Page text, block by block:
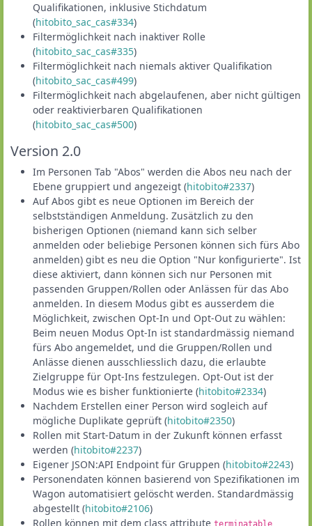
Qualifikationen, inklusive Stichdatum
(hitobito_sac_cas#334)
Filtermöglichkeit nach inaktiver Rolle
(hitobito_sac_cas#335)
Filtermöglichkeit nach niemals aktiver Qualifikation
(hitobito_sac_cas#499)
Filtermöglichkeit nach abgelaufenen, aber nicht gültigen
oder reaktivierbaren Qualifikationen
(hitobito_sac_cas#500)
Version 2.0
Im Personen Tab "Abos" werden die Abos neu nach der
Ebene gruppiert und angezeigt (hitobito#2337)
Auf Abos gibt es neue Optionen im Bereich der
selbstständigen Anmeldung. Zusätzlich zu den
bisherigen Optionen (niemand kann sich selber
anmelden oder beliebige Personen können sich fürs Abo
anmelden) gibt es neu die Option "Nur konfigurierte". Ist
diese aktiviert, dann können sich nur Personen mit
passenden Gruppen/Rollen oder Anlässen für das Abo
anmelden. In diesem Modus gibt es ausserdem die
Möglichkeit, zwischen Opt-In und Opt-Out zu wählen:
Beim neuen Modus Opt-In ist standardmässig niemand
fürs Abo angemeldet, und die Gruppen/Rollen und
Anlässe dienen ausschliesslich dazu, die erlaubte
Zielgruppe für Opt-Ins festzulegen. Opt-Out ist der
Modus wie es bisher funktionierte (hitobito#2334)
Nachdem Erstellen einer Person wird sogleich auf
mögliche Duplikate geprüft (hitobito#2350)
Rollen mit Start-Datum in der Zukunft können erfasst
werden (hitobito#2237)
Eigener JSON:API Endpoint für Gruppen (hitobito#2243)
Personendaten können basierend von Spezifikationen im
Wagon automatisiert gelöscht werden. Standardmässig
abgestellt (hitobito#2106)
Rollen können mit dem class attribute terminatable